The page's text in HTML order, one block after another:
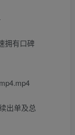
拥有口碑
出单及总